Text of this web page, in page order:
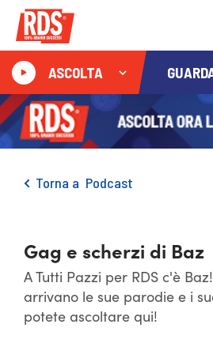
ASCOLTA
Torna a Podcast
Gag e scherzi di Baz
A Tutti Pazzi per RDS c'è
arrivano le sue parodie e i
potete ascoltare qui!